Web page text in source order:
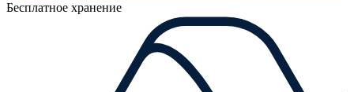
Бесплатное хранение